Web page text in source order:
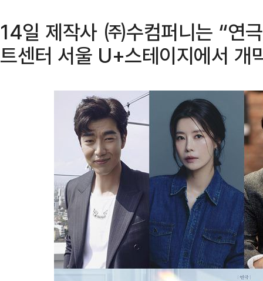
14일 제작사 ㈜수컴퍼니는 “연
트센터 서울 U+스테이지에서 개